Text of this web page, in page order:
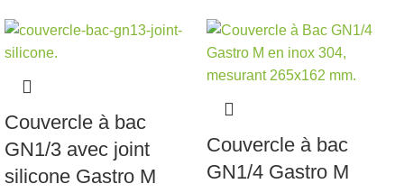
Couvercle à bac
GN1/3 avec joint
silicone Gastro M
Couvercle à bac
GN1/4 Gastro M